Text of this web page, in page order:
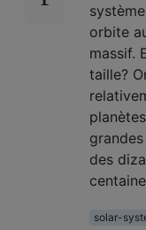
orbite
massif.
taille?
des
solar-